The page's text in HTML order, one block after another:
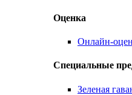
Оценка
Онлайн-
Специальные
Зеленая